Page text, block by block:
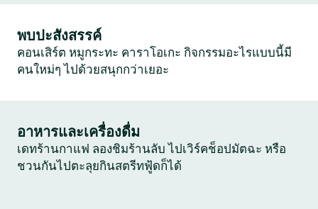
พบปะสังสรรค์
คอนเสิร์ต หมูกระทะ คาราโอเกะ กิจกรรมอะไรแบบนี้มี
คนใหม่ๆ ไปด้วยสนุกกว่าเยอะ
อาหารและเครื่องดื่ม
เดทร้านกาแฟ ลองชิมร้านลับ ไปเวิร์คช็อปมัตฉะ หรือ
ชวนกันไปตะลุยกินสตรีทฟู้ดก็ได้